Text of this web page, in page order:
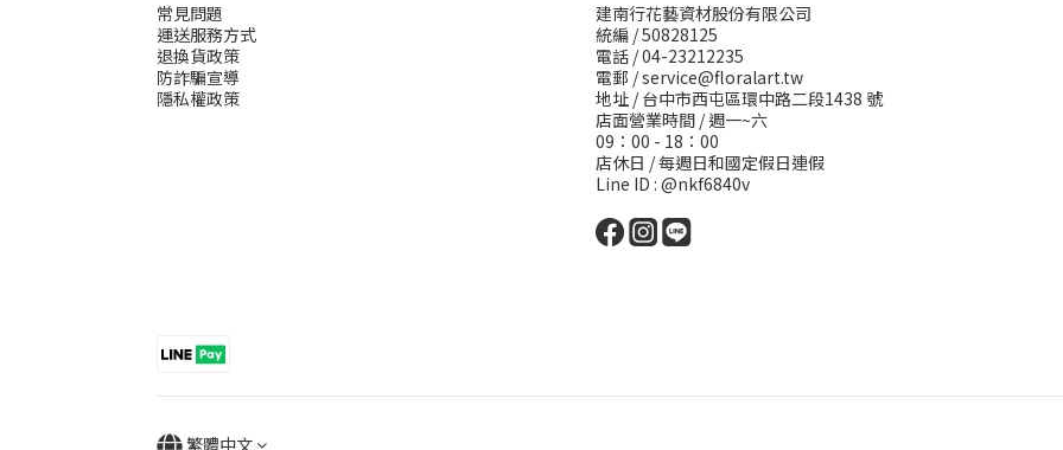
常見問題
運送服務方式
退換貨政策
防詐騙宣導
隱私權政策
建南行花藝資材股份有限公司
統編 / 50828125
電話 / 04-23212235
電郵 /service@floralart.tw
地址 / 台中市西屯區環中路二段1438 號
店面營業時間 / 週一~六
09：00 - 18：00
店休日 / 每週日和國定假日連假
Line ID : @nkf6840v
繁體中文